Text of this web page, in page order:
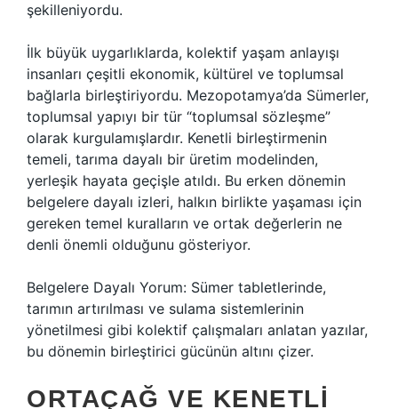
şekilleniyordu.
İlk büyük uygarlıklarda, kolektif yaşam anlayışı
insanları çeşitli ekonomik, kültürel ve toplumsal
bağlarla birleştiriyordu. Mezopotamya’da Sümerler,
toplumsal yapıyı bir tür “toplumsal sözleşme”
olarak kurgulamışlardır. Kenetli birleştirmenin
temeli, tarıma dayalı bir üretim modelinden,
yerleşik hayata geçişle atıldı. Bu erken dönemin
belgelere dayalı izleri, halkın birlikte yaşaması için
gereken temel kuralların ve ortak değerlerin ne
denli önemli olduğunu gösteriyor.
Belgelere Dayalı Yorum: Sümer tabletlerinde,
tarımın artırılması ve sulama sistemlerinin
yönetilmesi gibi kolektif çalışmaları anlatan yazılar,
bu dönemin birleştirici gücünün altını çizer.
ORTAÇAĞ VE KENETLI